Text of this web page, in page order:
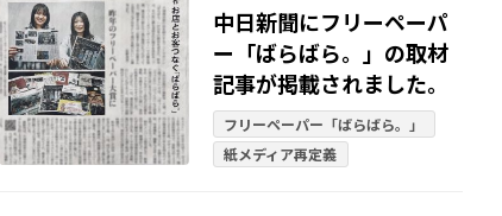
中日新聞にフリーペーパ
ー「ばらばら。」の取材
記事が掲載されました。
フリーペーパー「ばらばら。」
紙メディア再定義